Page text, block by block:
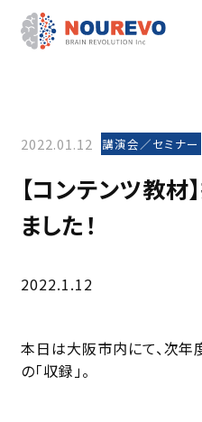
2022.01.12 講演会／セミナー
【コンテンツ教
ました！
2022.1.12
本日は大阪市内にて、次年
の「収録」。